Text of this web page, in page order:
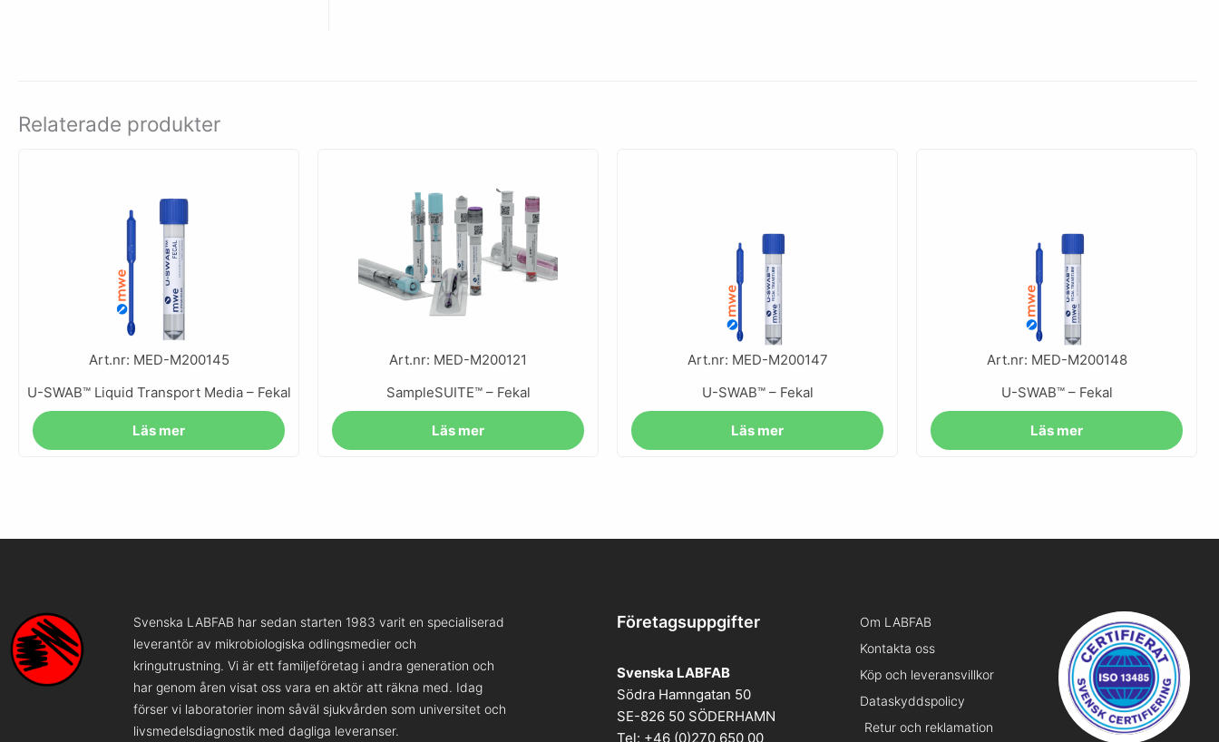
Relaterade produkter
Art.nr: MED-M200145
U-SWAB™ Liquid Transport Media – Fekal
Läs mer
Art.nr: MED-M200121
SampleSUITE™ – Fekal
Läs mer
Art.nr: MED-M200147
U-SWAB™ – Fekal
Läs mer
Art.nr: MED-M200148
U-SWAB™ – Fekal
Läs mer
Svenska LABFAB har sedan starten 1983 varit en specialiserad
leverantör av mikrobiologiska odlingsmedier och
kringutrustning. Vi är ett familjeföretag i andra generation och
har genom åren visat oss vara en aktör att räkna med. Idag
förser vi laboratorier inom såväl sjukvården som universitet och
livsmedelsdiagnostik med dagliga leveranser.
Företagsuppgifter
Svenska LABFAB
Södra Hamngatan 50
SE-826 50 SÖDERHAMN
Tel: +46 (0)270 650 00
Om LABFAB
Kontakta oss
Köp och leveransvillkor
Dataskyddspolicy
Retur och reklamation